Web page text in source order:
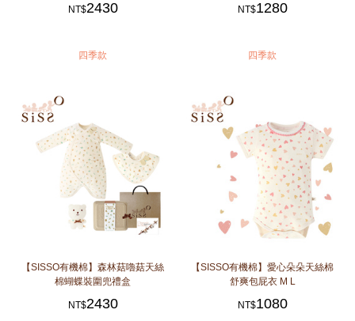
NT$2430
四季款
NT$1280
四季款
【SISSO有機棉】森林菇嚕菇天絲
棉蝴蝶裝圍兜禮盒
NT$2430
【SISSO有機棉】愛心朵朵天絲棉
舒爽包屁衣 M L
NT$1080